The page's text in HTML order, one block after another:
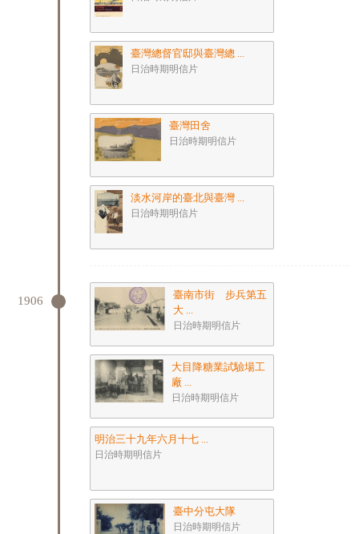
臺灣總督官邸與臺灣總 ...
日治時期明信片
臺灣田舍
日治時期明信片
淡水河岸的臺北與臺灣 ...
日治時期明信片
1906
臺南市街 步兵第五
大 ...
日治時期明信片
大目降糖業試驗場工
廠 ...
日治時期明信片
明治三十九年六月十七 ...
日治時期明信片
臺中分屯大隊
日治時期明信片